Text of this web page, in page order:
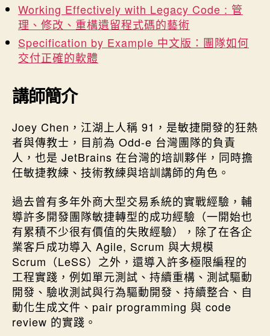
Working Effectively with Legacy Code : 管
理、修改、重構遺留程式碼的藝術
Specification by Example 中文版：團隊如何
交付正確的軟體
講師簡介
Joey Chen，江湖上人稱 91，是敏捷開發的狂熱
者與傳教士，目前為 Odd-e 台灣團隊的負責
人，也是 JetBrains 在台灣的培訓夥伴，同時擔
任敏捷教練、技術教練與培訓講師的角色。
過去曾有多年外商大型交易系統的實戰經驗，輔
導許多開發團隊敏捷轉型的成功經驗（一開始也
有累積不少很有價值的失敗經驗），除了在各企
業客戶成功導入 Agile, Scrum 與大規模
Scrum（LeSS）之外，還導入許多極限編程的
工程實踐，例如單元測試、持續重構、測試驅動
開發、驗收測試與行為驅動開發、持續整合、自
動化生成文件、pair programming 與 code
review 的實踐。